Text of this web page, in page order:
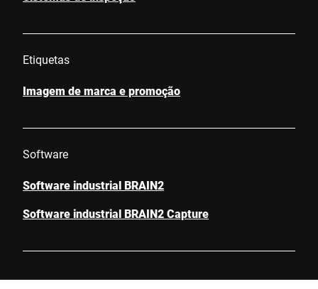
Etiquetas
Imagem de marca e promoção
Software
Software industrial BRAIN2
Software industrial BRAIN2 Capture